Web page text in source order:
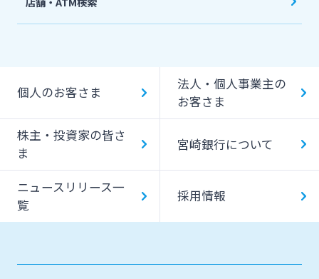
機能一覧
キャッシング提携先
一日あたりのご利用限度額
ATM Operation Guide
個人のお客さま
法人・個人事業主の
お客さま
株主・投資家の皆さ
ま
宮崎銀行について
ニュースリリース一
覧
採用情報